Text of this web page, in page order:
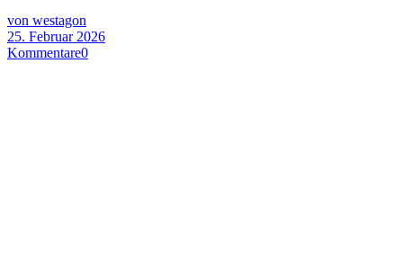
von westagon
25. Februar 2026
Kommentare0